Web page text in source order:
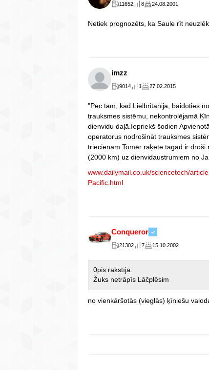
11652 8 24.08.2001
Netiek prognozēts, ka Saule rīt
imzz
9014 1 27.02.2015
"Pēc tam, kad Lielbritānija, baidoties
trauksmes sistēmu, nekontrolējamā
dienvidu daļā.Iepriekš šodien
operatorus nodrošināt trauksmes
triecienam.Tomēr raķete tagad ir
(2000 km) uz dienvidaustrumiem no
www.dailymail.co.uk/sciencetech/
Pacific.html
Conqueror
21302 7 15.10.2002
0pis rakstīja:
Žuks netrāpīs Lāčplēsim
no vienkāršotās (vieglās) ķīniešu